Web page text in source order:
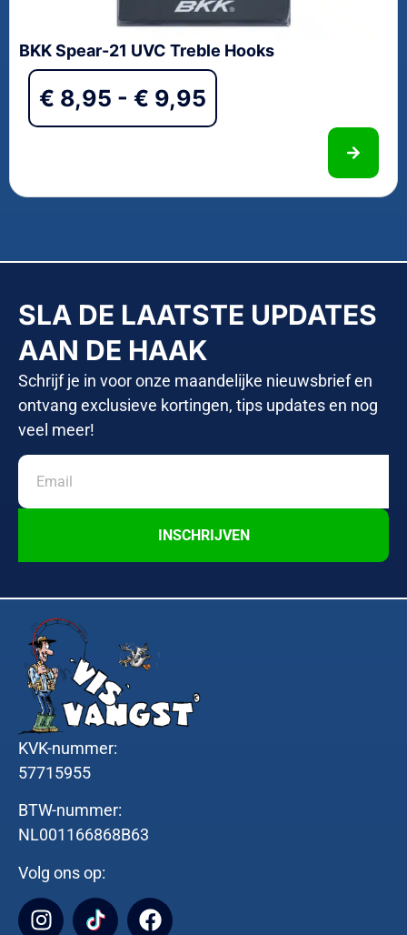
BKK Spear-21 UVC Treble Hooks
€ 8,95 - € 9,95
SLA DE LAATSTE UPDATES
AAN DE HAAK
Schrijf je in voor onze maandelijke nieuwsbrief en
ontvang exclusieve kortingen, tips updates en nog
veel meer!
INSCHRIJVEN
KVK-nummer:
57715955
BTW-nummer:
NL001166868B63
Volg ons op: